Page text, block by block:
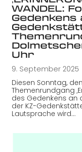
WANDEL:
Gedenkens
Uhr
9. September 2025
Diesen Sonntag,
Themenrundgang
des Gedenkens an
der KZ-
Lautsprache wird…